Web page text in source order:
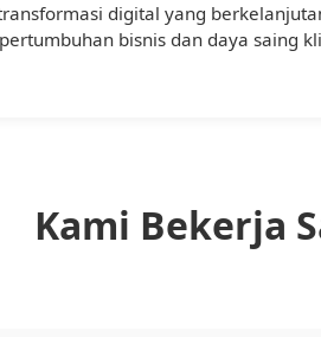
digital yang
bisnis dan daya saing
Kami Bekerja